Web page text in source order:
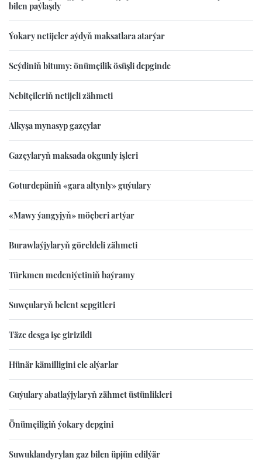
bilen paýlaşdy
Ýokary netijeler aýdyň maksatlara atarýar
Seýdiniň bitumy: önümçilik ösüşli depginde
Nebitçileriň netijeli zähmeti
Alkyşa mynasyp gazçylar
Gazçylaryň maksada okgunly işleri
Goturdepäniň «gara altynly» guýulary
«Mawy ýangyjyň» möçberi artýar
Burawlaýjylaryň göreldeli zähmeti
Türkmen medeniýetiniň baýramy
Suwçularyň belent sepgitleri
Täze desga işe girizildi
Hünär kämilligini ele alýarlar
Guýulary abatlaýjylaryň zähmet üstünlikleri
Önümçiligiň ýokary depgini
Suwuklandyrylan gaz bilen üpjün edilýär